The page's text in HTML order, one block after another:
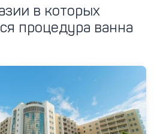
в которых
процедура ванна
роща